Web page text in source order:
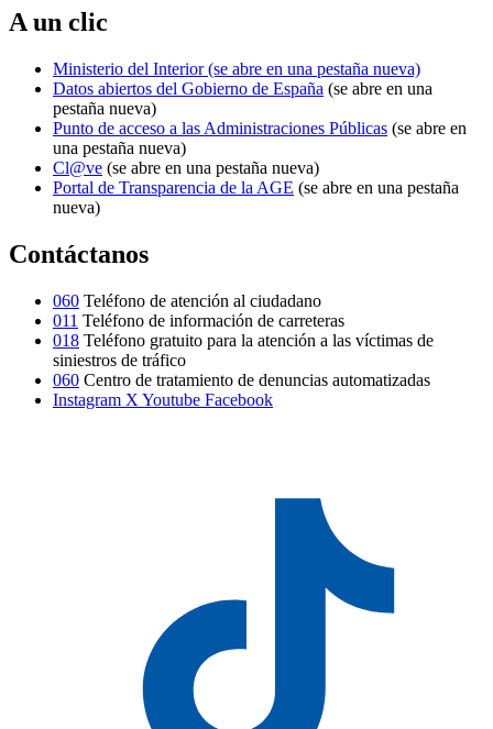
A un clic
Ministerio del Interior(se abre en una pestaña nueva)
Datos abiertos del Gobierno de España (se abre en una
pestaña nueva)
Punto de acceso a las Administraciones Públicas (se abre en
una pestaña nueva)
Cl@ve (se abre en una pestaña nueva)
Portal de Transparencia de la AGE (se abre en una pestaña
nueva)
Contáctanos
060 Teléfono de atención al ciudadano
011 Teléfono de información de carreteras
018 Teléfono gratuito para la atención a las víctimas de
siniestros de tráfico
060 Centro de tratamiento de denuncias automatizadas
Instagram X Youtube Facebook